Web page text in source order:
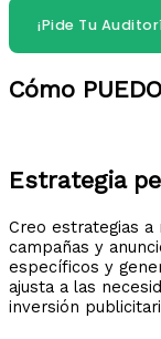
¡Pide Tu
Cómo
Estrategia
Creo estrategias a
campañas y
específicos y
ajusta a las
inversión